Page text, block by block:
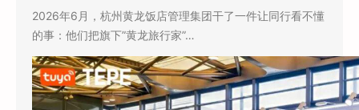
2026年6月，杭州黄龙饭店管理集团干了一件让同行看不懂
的事：他们把旗下”黄龙旅行家”…